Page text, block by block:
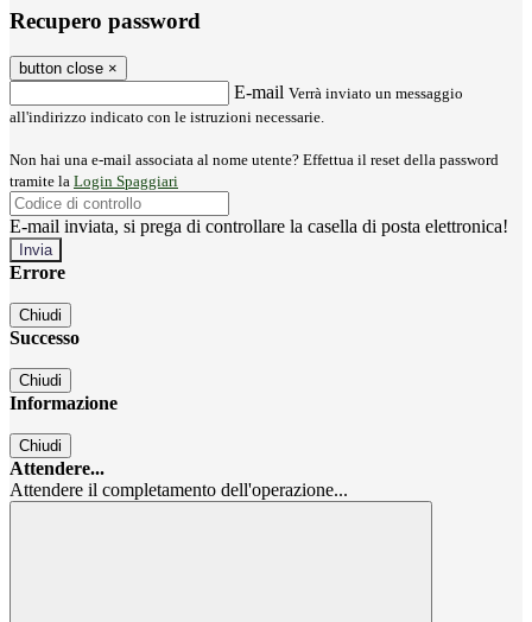
Recupero password
button close ×
E-mail Verrà inviato un messaggio
all'indirizzo indicato con le istruzioni necessarie.
Non hai una e-mail associata al nome utente? Effettua il reset della password
tramite la Login Spaggiari
E-mail inviata, si prega di controllare la casella di posta elettronica!
Errore
Chiudi
Successo
Chiudi
Informazione
Chiudi
Attendere...
Attendere il completamento dell'operazione...